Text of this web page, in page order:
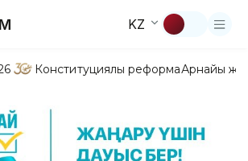
KZ
Конституциялық реформаАрнайы